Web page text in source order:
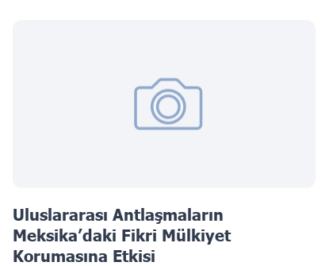
Uluslararası Antlaşmaların
Meksika’daki Fikri Mülkiyet
Korumasına Etkisi